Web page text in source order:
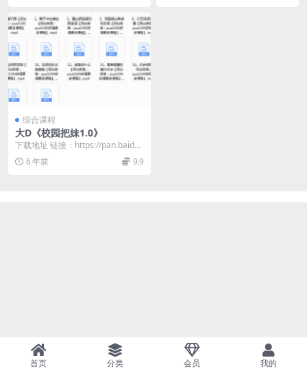
综合课程
大D《校园把妹1.0》
下载地址 链接：https://pan.baidu.
com/s/19avG84E...
6 年前 9.9
首页 分类 会员 我的